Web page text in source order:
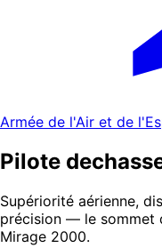
Armée de l'Air et de
Pilote de
Supériorité aérienne,
précision — le sommet
Mirage 2000.